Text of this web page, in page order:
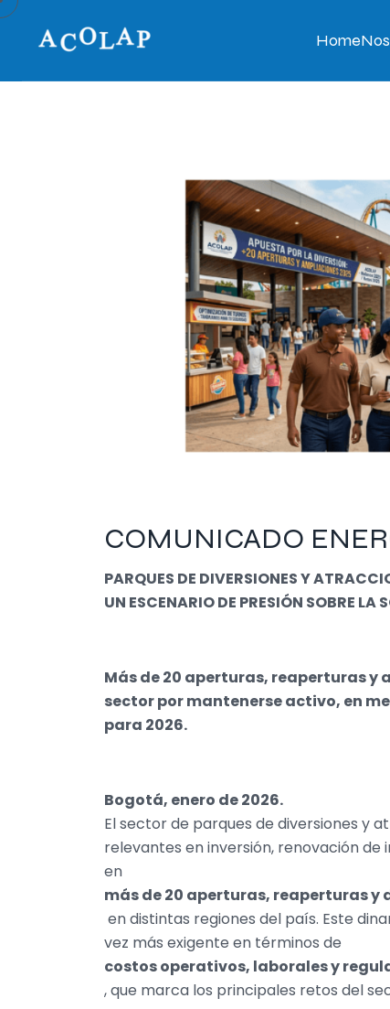
Home
COMUNICADO
PARQUES DE DIVERSIONES Y
UN ESCENARIO DE PRESIÓN SOBRE LA
Más de 20 aperturas, reaperturas y
sector por mantenerse activo, en
para 2026.
Bogotá, enero de 2026.
El sector de parques de diversiones y
relevantes en inversión, renovación
en
más de 20 aperturas, reaperturas
en distintas regiones del país. Este
vez más exigente en términos de
costos operativos, laborales y
, que marca los principales retos del